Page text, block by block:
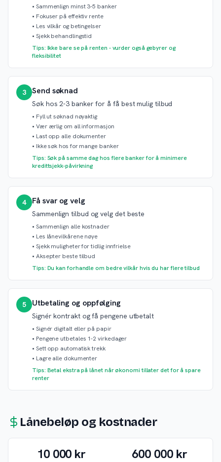
• Sammenlign minst 3-5 banker
• Fokuser på effektiv rente
• Les vilkår og betingelser
• Sjekk behandlingstid
Tips: Ikke bare se på renten - vurder også gebyrer og
fleksibilitet
3 Send søknad
Søk hos 2-3 banker for å få best mulig tilbud
• Fyll ut søknad nøyaktig
• Vær ærlig om all informasjon
• Last opp alle dokumenter
• Ikke søk hos for mange banker
Tips: Søk på samme dag hos flere banker for å minimere
kredittsjekk-påvirkning
4 Få svar og velg
Sammenlign tilbud og velg det beste
• Sammenlign alle kostnader
• Les lånevilkårene nøye
• Sjekk muligheter for tidlig innfrielse
• Aksepter beste tilbud
Tips: Du kan forhandle om bedre vilkår hvis du har flere tilbud
5 Utbetaling og oppfølging
Signér kontrakt og få pengene utbetalt
• Signér digitalt eller på papir
• Pengene utbetales 1-2 virkedager
• Sett opp automatisk trekk
• Lagre alle dokumenter
Tips: Betal ekstra på lånet når økonomi tillater det for å spare
renter
Lånebeløp og kostnader
10 000 kr 600 000 kr